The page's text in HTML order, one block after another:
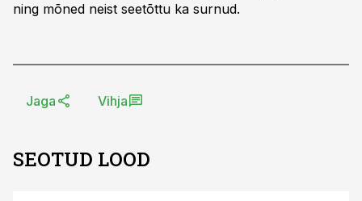
ning mõned neist seetõttu ka surnud.
Jaga Vihja
SEOTUD LOOD